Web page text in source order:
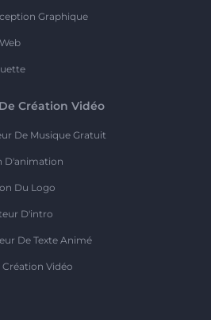
Graphique
Création Vidéo
De Musique Gratuit
D'animation
Du Logo
D'intro
De Texte Animé
Vidéo